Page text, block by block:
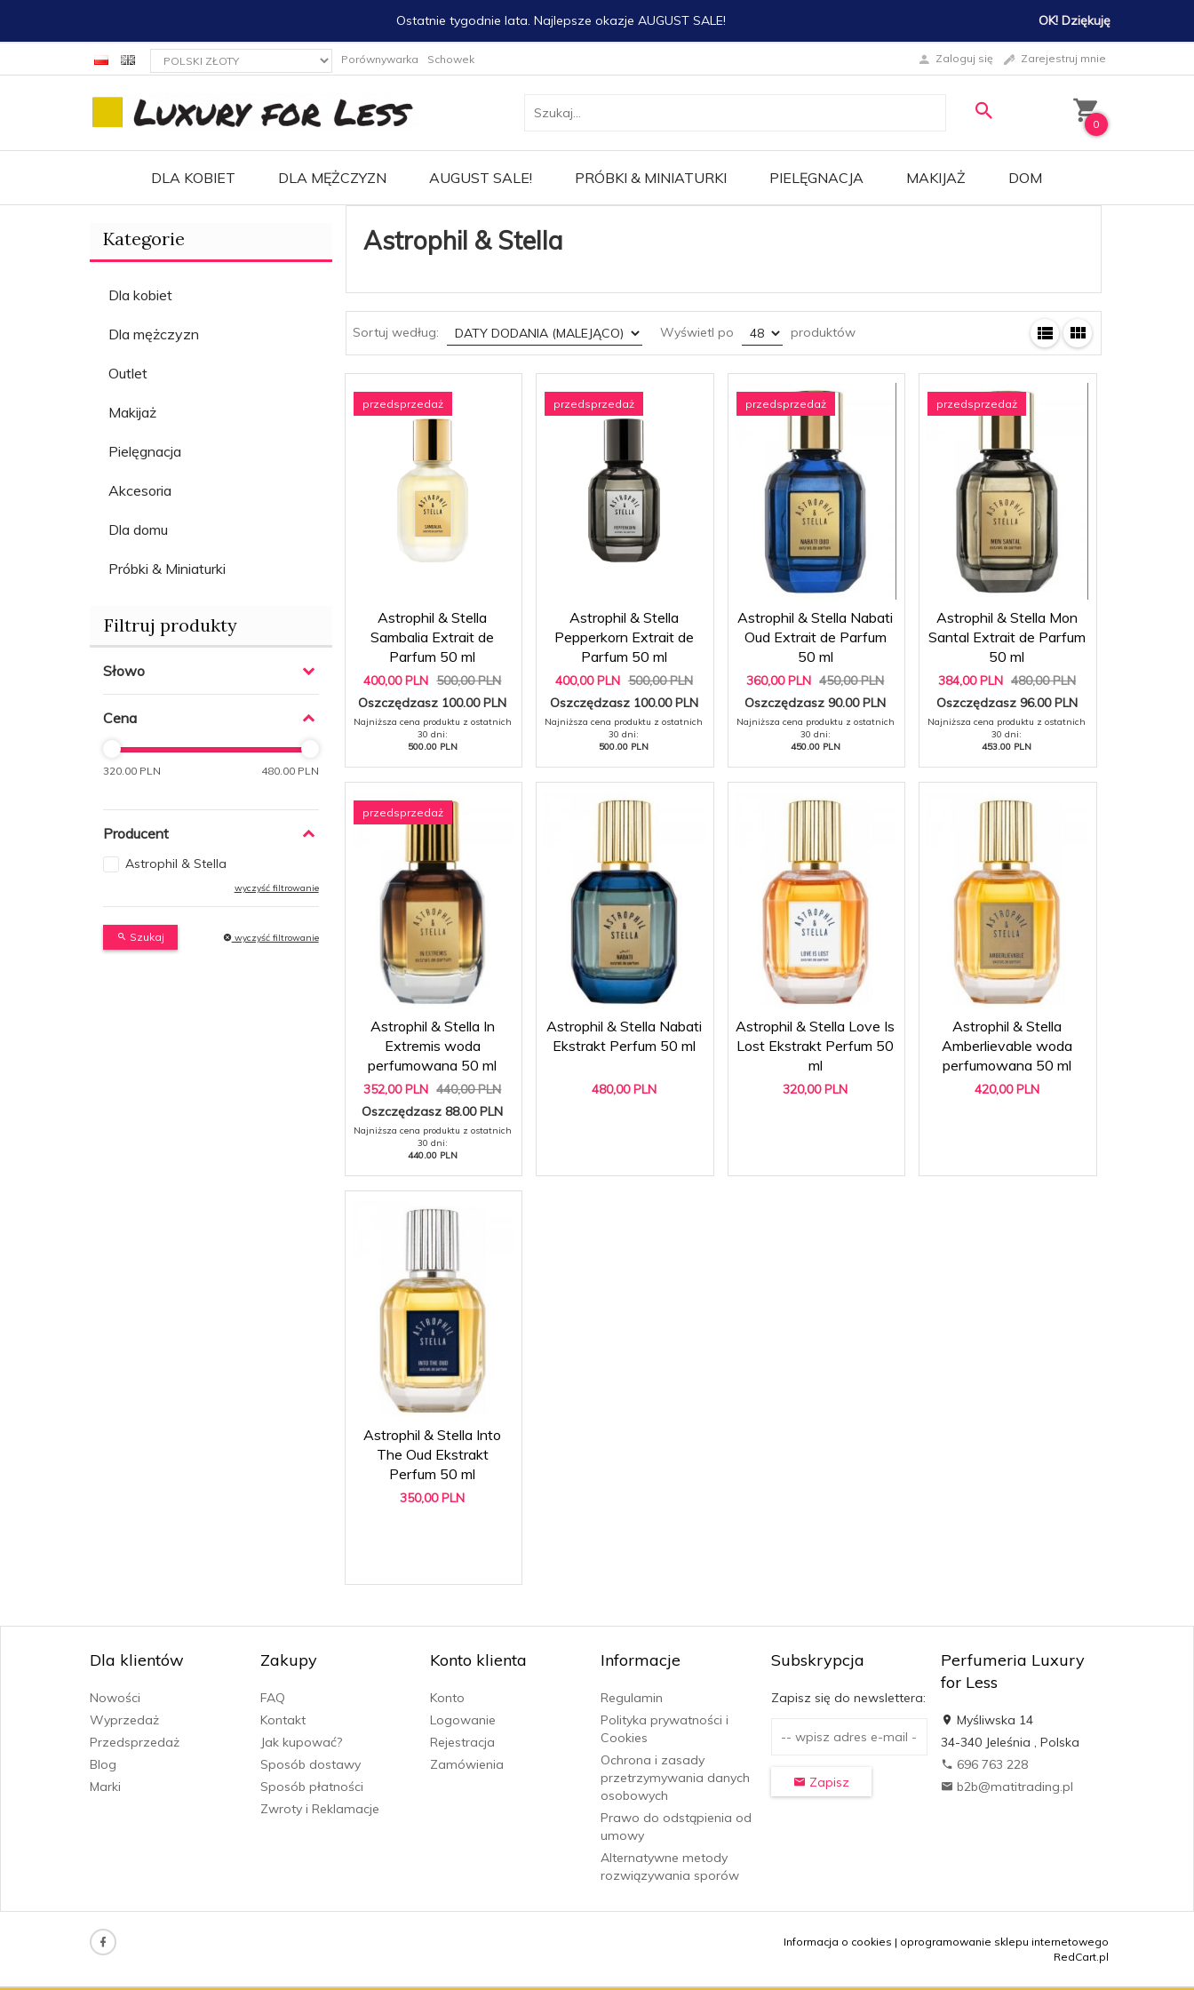
Ostatnie tygodnie lata. Najlepsze okazje AUGUST SALE! OK! Dziękuję
currency_h Porównywarka Schowek Zaloguj się Zarejestruj mnie
0
DLA KOBIET DLA MĘŻCZYZN AUGUST SALE! PRÓBKI & MINIATURKI PIELĘGNACJA MAKIJAŻ DOM
Kategorie
Dla kobiet
Dla mężczyzn
Outlet
Makijaż
Pielęgnacja
Akcesoria
Dla domu
Próbki & Miniaturki
Filtruj produkty
Słowo
Cena
320.00 PLN 480.00 PLN
Producent
Astrophil & Stella
wyczyść filtrowanie
Szukaj wyczyść filtrowanie
Astrophil & Stella
Sortuj według: sort Wyświetl po pop produktów
przedsprzedaż
Astrophil & Stella
Sambalia Extrait de
Parfum 50 ml
400,00 PLN 500,00 PLN
Oszczędzasz 100.00 PLN
Najniższa cena produktu z ostatnich
30 dni:
500.00 PLN
przedsprzedaż
Astrophil & Stella
Pepperkorn Extrait de
Parfum 50 ml
400,00 PLN 500,00 PLN
Oszczędzasz 100.00 PLN
Najniższa cena produktu z ostatnich
30 dni:
500.00 PLN
przedsprzedaż
Astrophil & Stella Nabati
Oud Extrait de Parfum
50 ml
360,00 PLN 450,00 PLN
Oszczędzasz 90.00 PLN
Najniższa cena produktu z ostatnich
30 dni:
450.00 PLN
przedsprzedaż
Astrophil & Stella Mon
Santal Extrait de Parfum
50 ml
384,00 PLN 480,00 PLN
Oszczędzasz 96.00 PLN
Najniższa cena produktu z ostatnich
30 dni:
453.00 PLN
przedsprzedaż
Astrophil & Stella In
Extremis woda
perfumowana 50 ml
352,00 PLN 440,00 PLN
Oszczędzasz 88.00 PLN
Najniższa cena produktu z ostatnich
30 dni:
440.00 PLN
Astrophil & Stella Nabati
Ekstrakt Perfum 50 ml
480,00 PLN
Astrophil & Stella Love Is
Lost Ekstrakt Perfum 50
ml
320,00 PLN
Astrophil & Stella
Amberlievable woda
perfumowana 50 ml
420,00 PLN
Astrophil & Stella Into
The Oud Ekstrakt
Perfum 50 ml
350,00 PLN
Dla klientów
Nowości
Wyprzedaż
Przedsprzedaż
Blog
Marki
Zakupy
FAQ
Kontakt
Jak kupować?
Sposób dostawy
Sposób płatności
Zwroty i Reklamacje
Konto klienta
Konto
Logowanie
Rejestracja
Zamówienia
Informacje
Regulamin
Polityka prywatności i
Cookies
Ochrona i zasady
przetrzymywania danych
osobowych
Prawo do odstąpienia od
umowy
Alternatywne metody
rozwiązywania sporów
Subskrypcja
Zapisz się do newslettera:
Zapisz
Perfumeria Luxury
for Less
Myśliwska 14
34-340 Jeleśnia,Polska
696 763 228
b2b@matitrading.pl
Informacja o cookies | oprogramowanie sklepu internetowego
RedCart.pl